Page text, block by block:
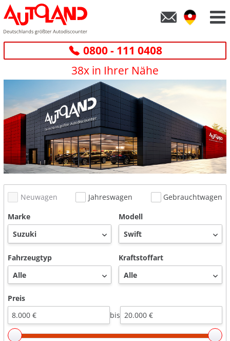
0800 - 111 0408
38x in Ihrer Nähe
Neuwagen Jahreswagen
Gebrauchtwagen
Marke
Modell
Fahrzeugtyp Kraftstoffart
Preis
bis